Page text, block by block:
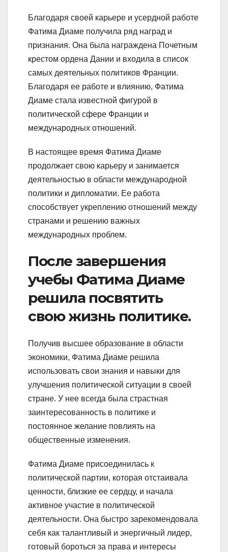
Благодаря своей карьере и усердной работе
Фатима Диаме получила ряд наград и
признания. Она была награждена Почетным
крестом ордена Дании и входила в список
самых деятельных политиков Франции.
Благодаря ее работе и влиянию, Фатима
Диаме стала известной фигурой в
политической сфере Франции и
международных отношений.
В настоящее время Фатима Диаме
продолжает свою карьеру и занимается
деятельностью в области международной
политики и дипломатии. Ее работа
способствует укреплению отношений между
странами и решению важных
международных проблем.
После завершения
учебы Фатима Диаме
решила посвятить
свою жизнь политике.
Получив высшее образование в области
экономики, Фатима Диаме решила
использовать свои знания и навыки для
улучшения политической ситуации в своей
стране. У нее всегда была страстная
заинтересованность в политике и
постоянное желание повлиять на
общественные изменения.
Фатима Диаме присоединилась к
политической партии, которая отстаивала
ценности, близкие ее сердцу, и начала
активное участие в политической
деятельности. Она быстро зарекомендовала
себя как талантливый и энергичный лидер,
готовый бороться за права и интересы